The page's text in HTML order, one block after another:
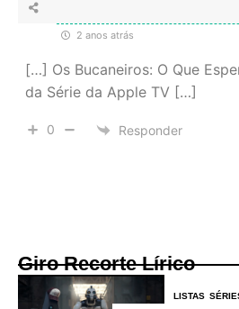
2 anos atrás
[…] Os Bucaneiros: O Que
da Série da Apple TV […]
0 Responder
Giro Recorte Lírico
LISTAS